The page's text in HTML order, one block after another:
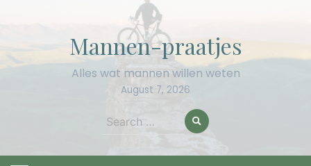
Mannen-praatjes
Alles wat mannen willen weten
August 7, 2026
Search